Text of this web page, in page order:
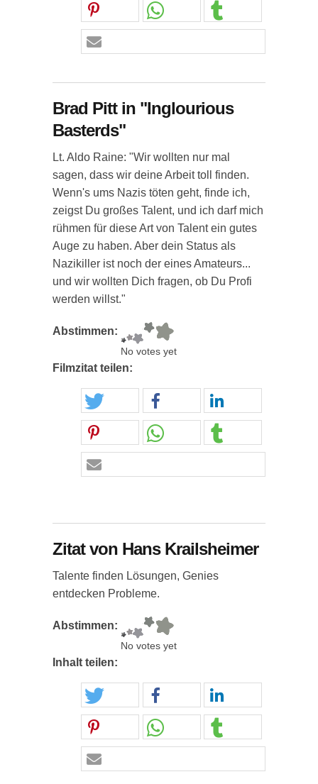
Brad Pitt in "Inglourious
Basterds"
Lt. Aldo Raine: "Wir wollten nur mal
sagen, dass wir deine Arbeit toll finden.
Wenn's ums Nazis töten geht, finde ich,
zeigst Du großes Talent, und ich darf mich
rühmen für diese Art von Talent ein gutes
Auge zu haben. Aber dein Status als
Nazikiller ist noch der eines Amateurs...
und wir wollten Dich fragen, ob Du Profi
werden willst."
Abstimmen:
No votes yet
Filmzitat teilen:
Zitat von Hans Krailsheimer
Talente finden Lösungen, Genies
entdecken Probleme.
Abstimmen:
No votes yet
Inhalt teilen: